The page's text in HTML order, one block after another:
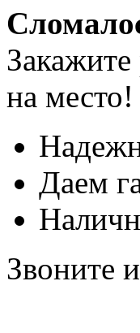
на место!
Даем
Звоните